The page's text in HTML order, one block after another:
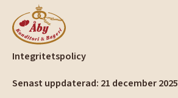
Integritetspolicy
Senast uppdaterad: 21 december 2025